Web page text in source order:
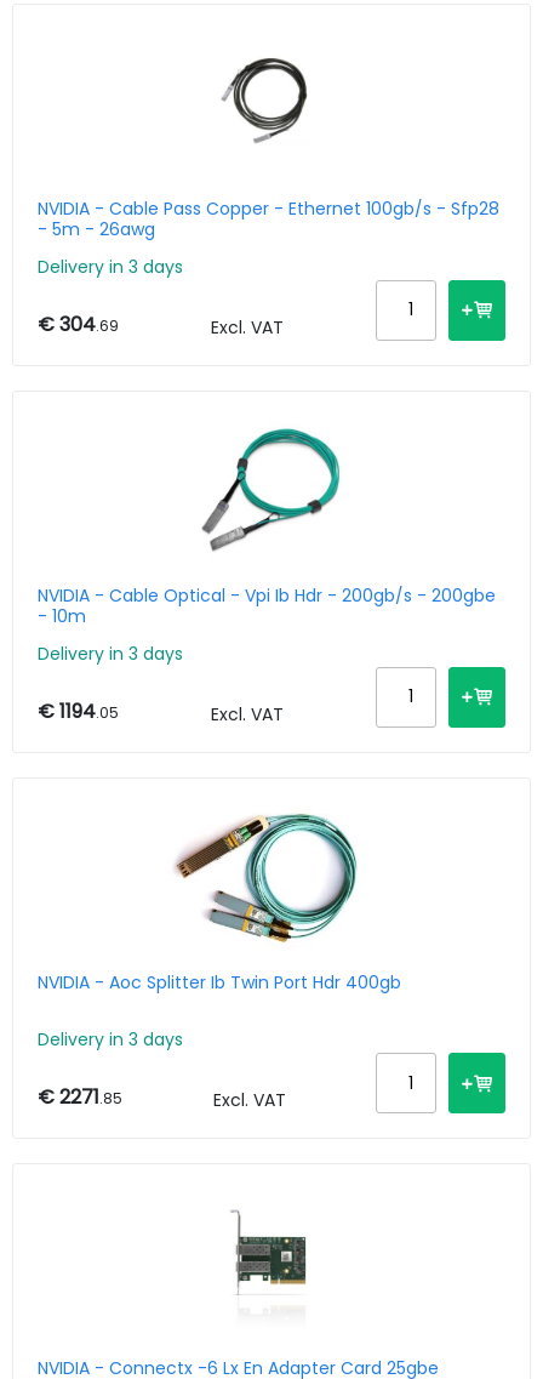
NVIDIA - Cable Pass Copper - Ethernet 100gb/s - Sfp28
- 5m - 26awg
Delivery in 3 days
€ 304.69 Excl. VAT
NVIDIA - Cable Optical - Vpi Ib Hdr - 200gb/s - 200gbe
- 10m
Delivery in 3 days
€ 1194.05 Excl. VAT
NVIDIA - Aoc Splitter Ib Twin Port Hdr 400gb
Delivery in 3 days
€ 2271.85 Excl. VAT
NVIDIA - Connectx -6 Lx En Adapter Card 25gbe